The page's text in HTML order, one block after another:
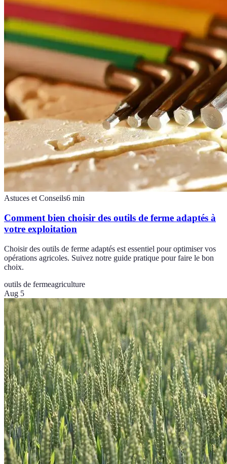
Astuces et Conseils6 min
Comment bien choisir des outils de ferme adaptés à
votre exploitation
Choisir des outils de ferme adaptés est essentiel pour optimiser vos
opérations agricoles. Suivez notre guide pratique pour faire le bon
choix.
outils de fermeagriculture
Aug 5